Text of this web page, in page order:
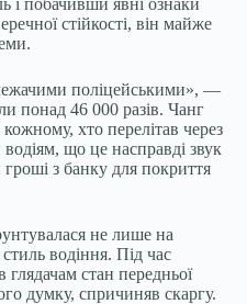
стійкості, він майже
поліцейськими», —
понад 46 000 разів. Чанг
хто перелітав через
що це насправді звук
гроші з банку для покриття
не лише на
водіння. Під час
глядачам стан передньої
думку, спричиняв скаргу.